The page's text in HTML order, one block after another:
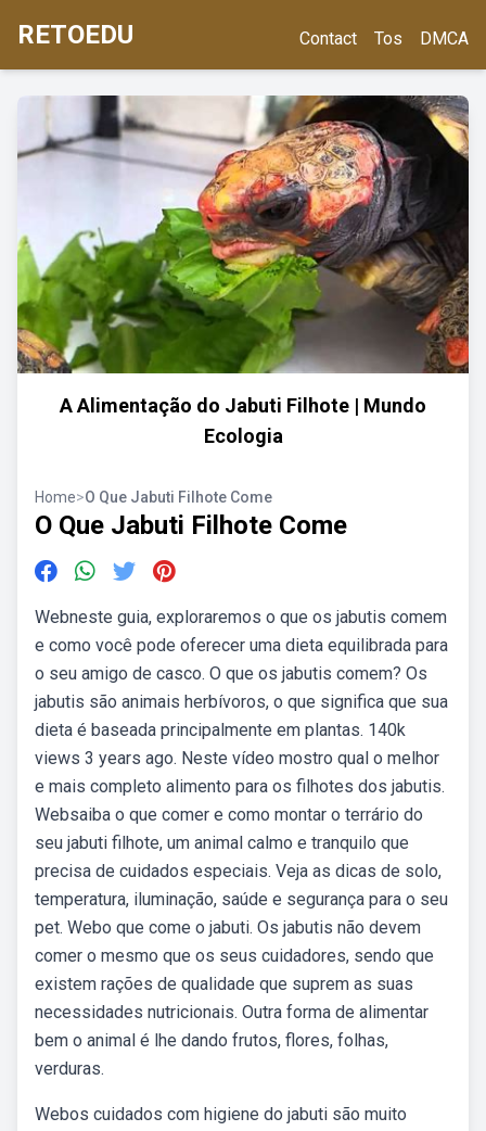
RETOEDU Contact Tos DMCA
A Alimentação do Jabuti Filhote | Mundo
Ecologia
Home>O Que Jabuti Filhote Come
O Que Jabuti Filhote Come
Webneste guia, exploraremos o que os jabutis comem
e como você pode oferecer uma dieta equilibrada para
o seu amigo de casco. O que os jabutis comem? Os
jabutis são animais herbívoros, o que significa que sua
dieta é baseada principalmente em plantas. 140k
views 3 years ago. Neste vídeo mostro qual o melhor
e mais completo alimento para os filhotes dos jabutis.
Websaiba o que comer e como montar o terrário do
seu jabuti filhote, um animal calmo e tranquilo que
precisa de cuidados especiais. Veja as dicas de solo,
temperatura, iluminação, saúde e segurança para o seu
pet. Webo que come o jabuti. Os jabutis não devem
comer o mesmo que os seus cuidadores, sendo que
existem rações de qualidade que suprem as suas
necessidades nutricionais. Outra forma de alimentar
bem o animal é lhe dando frutos, flores, folhas,
verduras.
Webos cuidados com higiene do jabuti são muito